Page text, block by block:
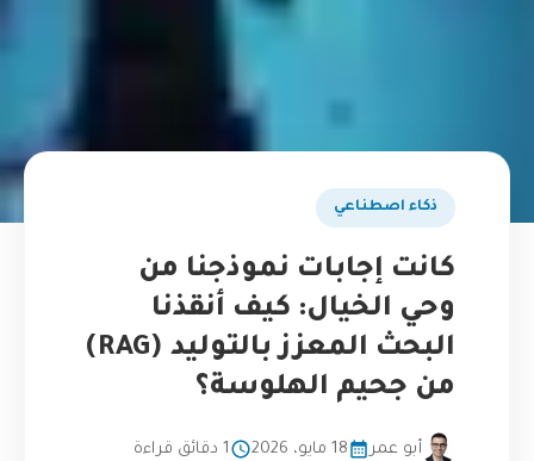
ذكاء اصطناعي
كانت إجابات نموذجنا من
وحي الخيال: كيف أنقذنا
البحث المعزز بالتوليد (RAG)
من جحيم الهلوسة؟
أبو عمر 18 مايو، 2026 1 دقائق قراءة